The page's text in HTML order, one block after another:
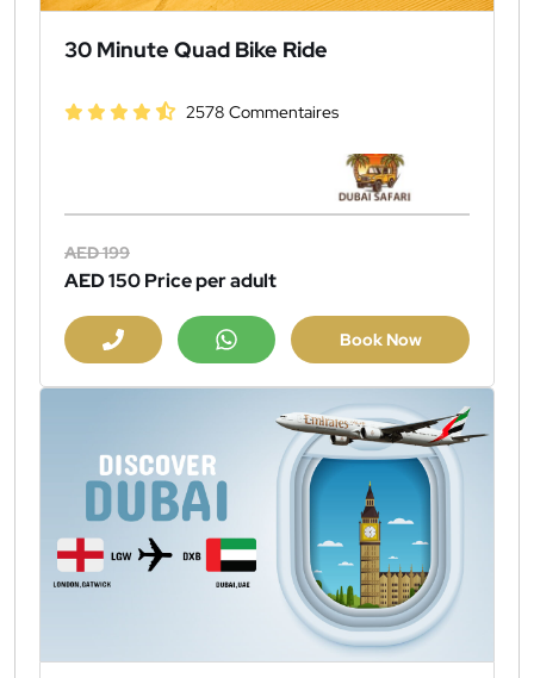
30 Minute Quad Bike Ride
2578 Commentaires
AED 199
AED 150Price per adult
Book Now